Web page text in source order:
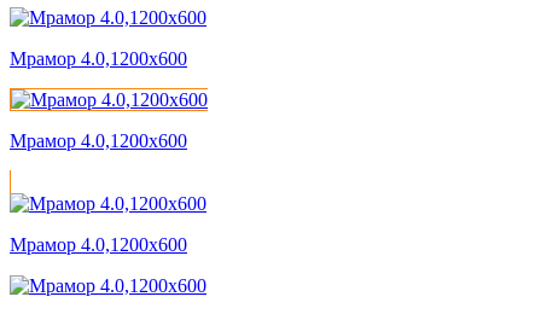
Мрамор 4.0,1200x600
Мрамор 4.0,1200x600
Мрамор 4.0,1200x600